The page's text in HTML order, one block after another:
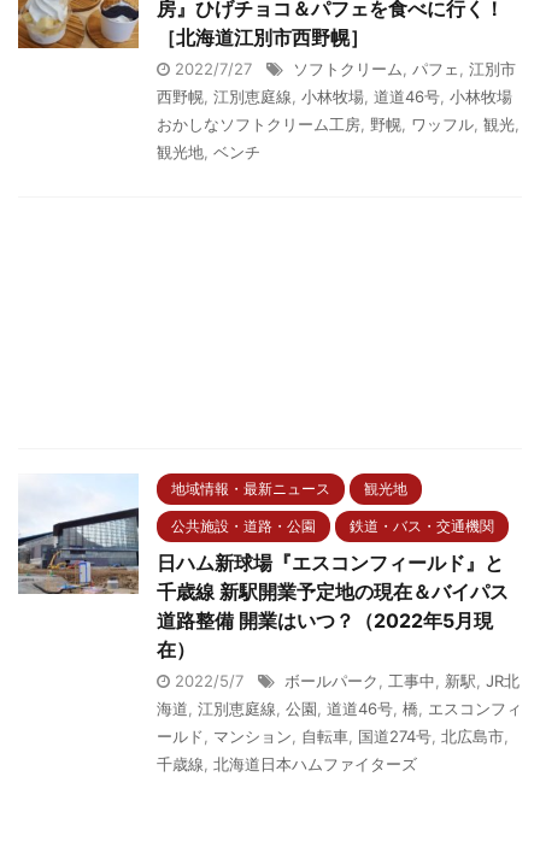
房』ひげチョコ＆パフェを食べに行く！
［北海道江別市西野幌］
2022/7/27 ソフトクリーム, パフェ, 江別市
西野幌, 江別恵庭線, 小林牧場, 道道46号, 小林牧場
おかしなソフトクリーム工房, 野幌, ワッフル, 観光,
観光地, ベンチ
地域情報・最新ニュース 観光地
公共施設・道路・公園 鉄道・バス・交通機関
日ハム新球場『エスコンフィールド』と
千歳線 新駅開業予定地の現在＆バイパス
道路整備 開業はいつ？（2022年5月現
在）
2022/5/7 ボールパーク, 工事中, 新駅, JR北
海道, 江別恵庭線, 公園, 道道46号, 橋, エスコンフィ
ールド, マンション, 自転車, 国道274号, 北広島市,
千歳線, 北海道日本ハムファイターズ